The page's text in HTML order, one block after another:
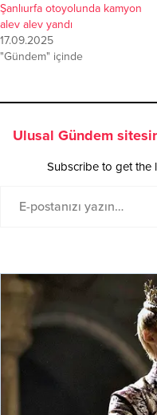
Şanlıurfa otoyolunda kamyon
alev alev yandı
17.09.2025
"Gündem" içinde
Ulusal Gündem
Subscribe to get the